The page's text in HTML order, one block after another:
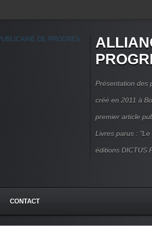
Présentation des
créé en 2011 à
premier article
Livres parus :
éditions DICTUS
CONTACT